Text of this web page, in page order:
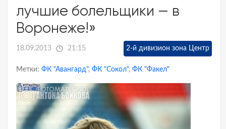
лучшие болельщики — в
Воронеже!»
18.09.2013 21:15 2-й дивизион зона Центр
Метки: ФК "Авангард", ФК "Сокол", ФК "Факел"